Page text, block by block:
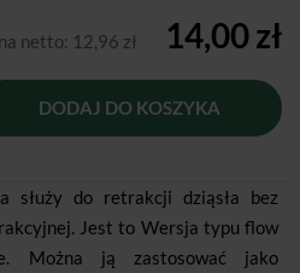
netto: 12,96 zł 14,00 zł
DODAJ DO KOSZYKA
służy do retrakcji dziąsła bez
Jest to Wersja typu flow
Można ją zastosować jako